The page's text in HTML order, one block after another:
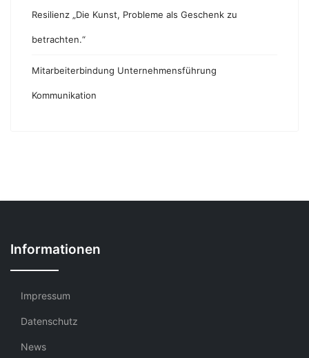
Resilienz „Die Kunst, Probleme als Geschenk zu
betrachten.“
Mitarbeiterbindung Unternehmensführung
Kommunikation
Informationen
Impressum
Datenschutz
News